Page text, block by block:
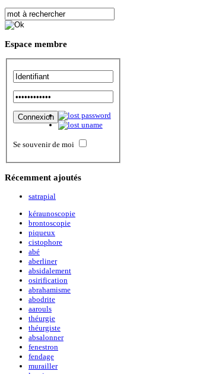
Espace membre
Se souvenir de moi
Récemment ajoutés
satrapial
kéraunoscopie
brontoscopie
piqueux
cistophore
abé
aberliner
absidalement
osirification
abrahamisme
abodrite
aarouls
théurgie
théurgiste
absalonner
fenestron
fendage
murailler